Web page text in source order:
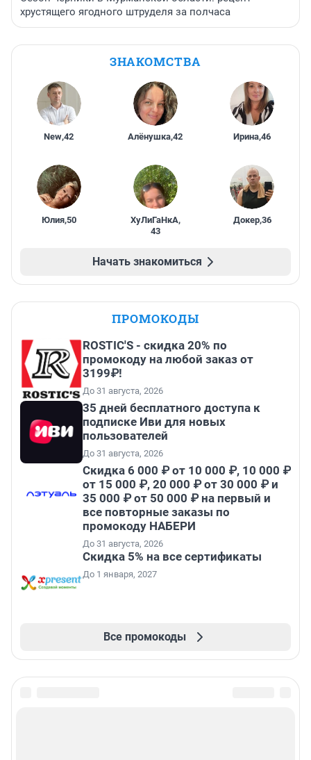
хрустящего ягодного штруделя за полчаса
ЗНАКОМСТВА
New,42 Алёнушка,42 Ирина,46
Юлия,50 ХуЛиГаНкА,
43
Докер,36
Начать знакомиться
ПРОМОКОДЫ
ROSTIC'S - скидка 20% по
промокоду на любой заказ от
3199₽!
До 31 августа, 2026
35 дней бесплатного доступа к
подписке Иви для новых
пользователей
До 31 августа, 2026
Скидка 6 000 ₽ от 10 000 ₽, 10 000 ₽
от 15 000 ₽, 20 000 ₽ от 30 000 ₽ и
35 000 ₽ от 50 000 ₽ на первый и
все повторные заказы по
промокоду НАБЕРИ
До 31 августа, 2026
Скидка 5% на все сертификаты
До 1 января, 2027
Все промокоды